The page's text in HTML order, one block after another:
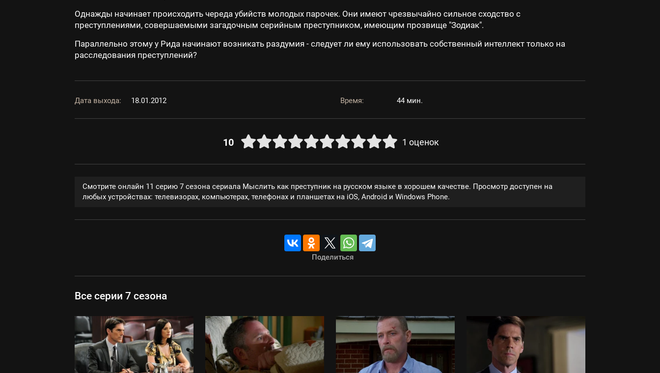
Однажды начинает происходить череда убийств молодых парочек. Они имеют чрезвычайно сильное сходство с
преступлениями, совершаемыми загадочным серийным преступником, имеющим прозвище "Зодиак".
Параллельно этому у Рида начинают возникать раздумия - следует ли ему использовать собственный интеллект только на
расследования преступлений?
Дата выхода: 18.01.2012 Время: 44 мин.
10 1 оценок
Смотрите онлайн 11 серию 7 сезона сериала Мыслить как преступник на русском языке в хорошем качестве. Просмотр доступен на
любых устройствах: телевизорах, компьютерах, телефонах и планшетах на iOS, Android и Windows Phone.
Поделиться
Все серии 7 сезона